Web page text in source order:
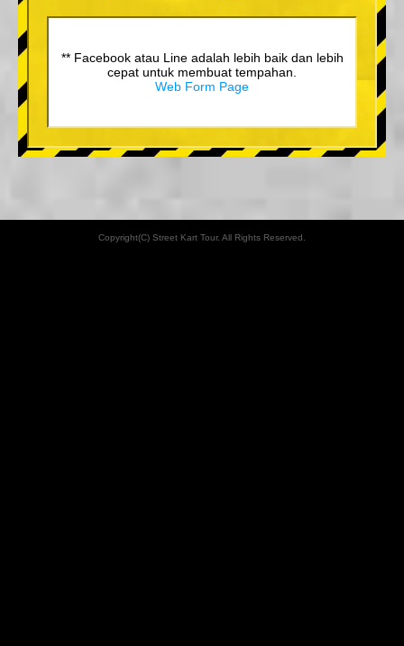
** Facebook atau Line adalah lebih baik dan lebih
cepat untuk membuat tempahan.
Web Form Page
Copyright(C) Street Kart Tour. All Rights Reserved.